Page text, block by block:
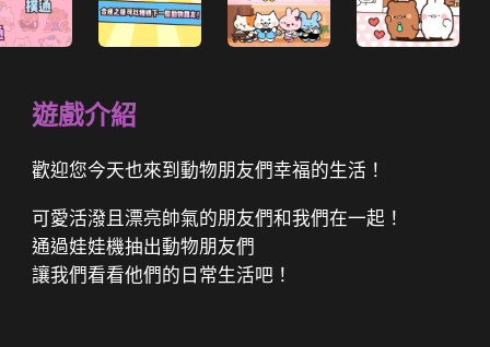
遊戲介紹
歡迎您今天也來到動物朋友們幸福的生活！
可愛活潑且漂亮帥氣的朋友們和我們在一起！
通過娃娃機抽出動物朋友們
讓我們看看他們的日常生活吧！